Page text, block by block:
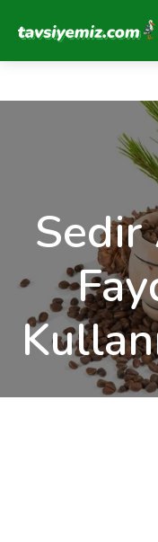
Tavsiyemiz Anasayfa
Sedir